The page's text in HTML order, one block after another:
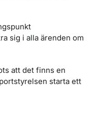
sig i alla ärenden om
att det finns en
starta ett